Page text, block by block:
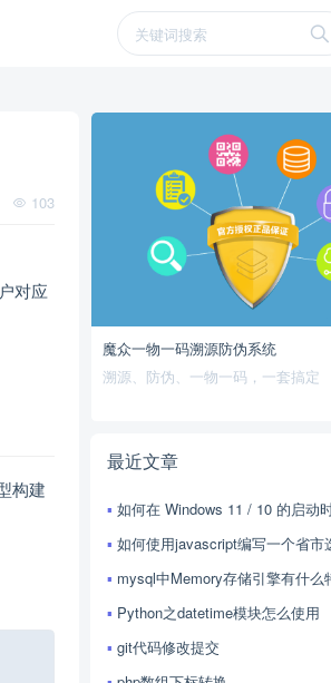
103
对应
构建
魔众一物一码溯源防伪系统
溯源、防伪、一物一码，一套搞定
最近文章
如何在 Windows 11 / 10 的启动时禁用
如何使用javascript编写一个省市
mysql中Memory存储引擎有什么
Python之datetime模块怎么使用
git代码修改提交